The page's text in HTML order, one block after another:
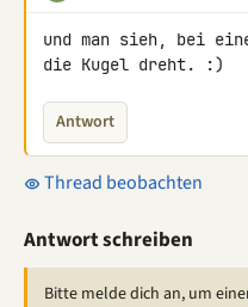
und man sieh, bei
die Kugel dreht. :)
Antwort
Thread beobachten
Antwort schreiben
Bitte melde dich an, um